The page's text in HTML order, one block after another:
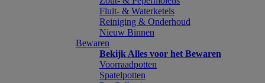
Fluit- & Waterketels
Reiniging & Onderhoud
Nieuw Binnen
Bewaren
Bekijk Alles voor het Bewaren
Voorraadpotten
Spatelpotten